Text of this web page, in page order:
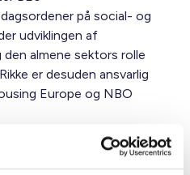
på social- og
udviklingen af
almene sektors rolle
er desuden ansvarlig
Europe og NBO